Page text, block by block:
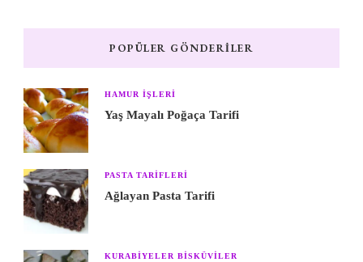
POPÜLER GÖNDERILER
HAMUR IŞLERI
Yaş Mayalı Poğaça Tarifi
PASTA TARIFLERI
Ağlayan Pasta Tarifi
KURABIYELER BISKÜVILER